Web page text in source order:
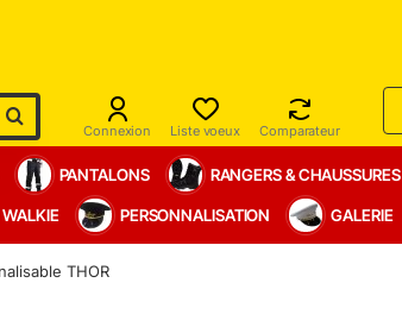
Connexion Liste voeux Comparateur
PANTALONS RANGERS & CHAUSSURES
PERSONNALISATION GALERIE
THOR